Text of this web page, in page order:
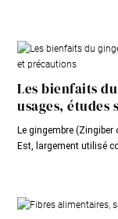
Les bienfaits
usages,
Le gingembre
Est, largement utilisé